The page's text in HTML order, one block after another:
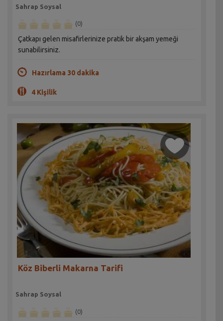
Sahrap Soysal
(0)
Çatkapı gelen misafirlerinize pratik bir akşam yemeği
sunabilirsiniz.
Hazırlama 30 dakika
4 Kişilik
Köz Biberli Makarna Tarifi
Sahrap Soysal
(0)